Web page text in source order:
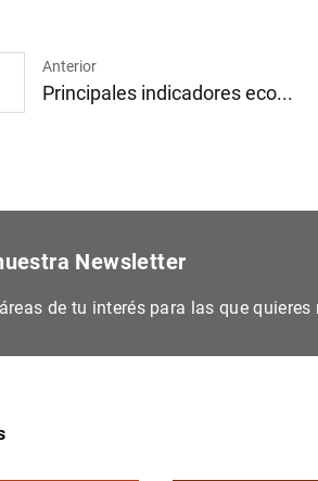
Anterior
Principales indicadores eco...
Newsletter
de tu interés para las que